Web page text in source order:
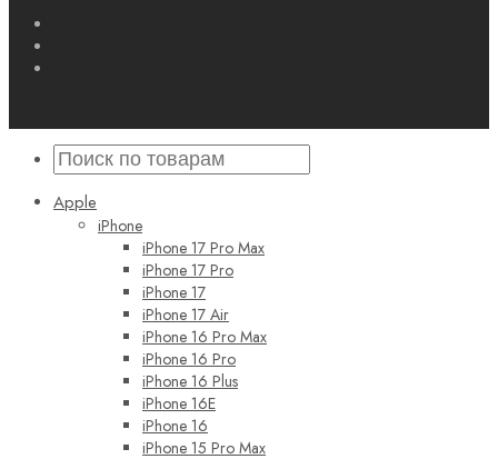
Apple
iPhone
iPhone 17 Pro Max
iPhone 17 Pro
iPhone 17
iPhone 17 Air
iPhone 16 Pro Max
iPhone 16 Pro
iPhone 16 Plus
iPhone 16E
iPhone 16
iPhone 15 Pro Max